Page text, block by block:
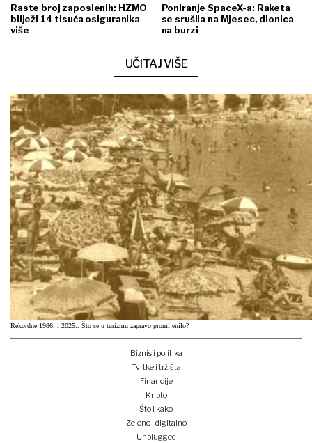
Raste broj zaposlenih: HZMO
bilježi 14 tisuća osiguranika
više
Poniranje SpaceX-a: Raketa
se srušila na Mjesec, dionica
na burzi
UČITAJ VIŠE
Rekordne 1986. i 2025.: Što se u turizmu zapravo promijenilo?
Biznis i politika
Tvrtke i tržišta
Financije
Kripto
Što i kako
Zeleno i digitalno
Unplugged